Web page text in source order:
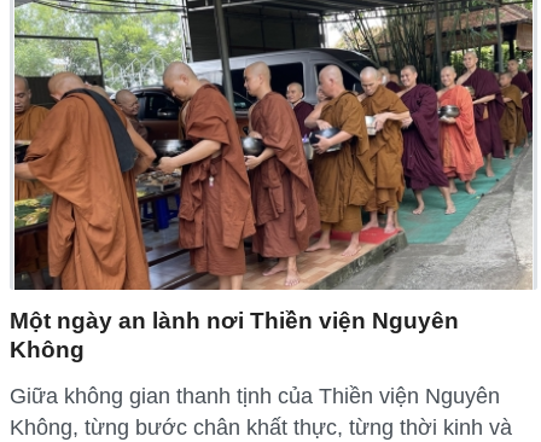
Một ngày an lành nơi Thiền viện Nguyên
Không
Giữa không gian thanh tịnh của Thiền viện Nguyên
Không, từng bước chân khất thực, từng thời kinh và